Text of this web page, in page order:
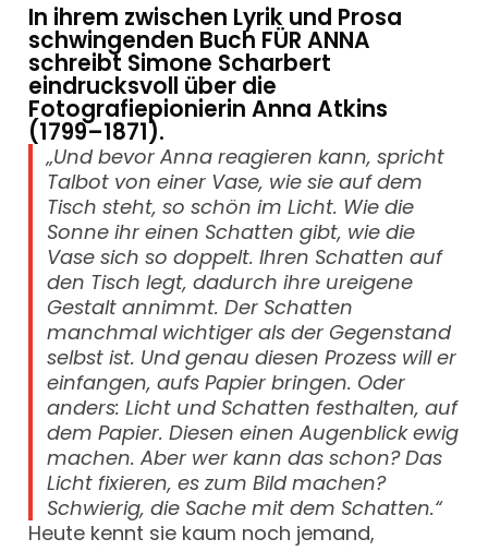
In ihrem zwischen Lyrik und Prosa
schwingenden Buch FÜR ANNA
schreibt Simone Scharbert
eindrucksvoll über die
Fotografiepionierin Anna Atkins
(1799–1871).
„Und bevor Anna reagieren kann, spricht
Talbot von einer Vase, wie sie auf dem
Tisch steht, so schön im Licht. Wie die
Sonne ihr einen Schatten gibt, wie die
Vase sich so doppelt. Ihren Schatten auf
den Tisch legt, dadurch ihre ureigene
Gestalt annimmt. Der Schatten
manchmal wichtiger als der Gegenstand
selbst ist. Und genau diesen Prozess will er
einfangen, aufs Papier bringen. Oder
anders: Licht und Schatten festhalten, auf
dem Papier. Diesen einen Augenblick ewig
machen. Aber wer kann das schon? Das
Licht fixieren, es zum Bild machen?
Schwierig, die Sache mit dem Schatten.“
Heute kennt sie kaum noch jemand,